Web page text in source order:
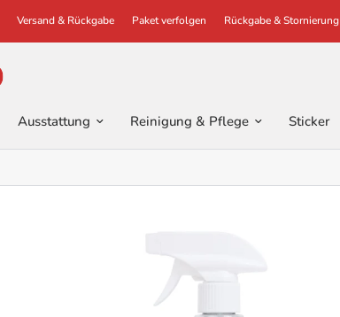
Versand & Rückgabe Paket verfolgen Rückgabe & Stornierung
Ausstattung Reinigung & Pflege Sticker